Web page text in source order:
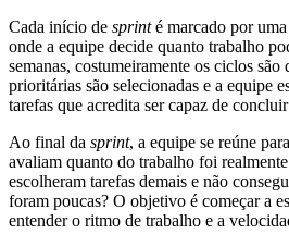
Cada início de sprint é marcado por
onde a equipe decide quanto trabalho
semanas, costumeiramente os ciclos são
prioritárias são selecionadas e a equipe
tarefas que acredita ser capaz de
Ao final da sprint, a equipe se reúne
avaliam quanto do trabalho foi
escolheram tarefas demais e não
foram poucas? O objetivo é começar a
entender o ritmo de trabalho e a